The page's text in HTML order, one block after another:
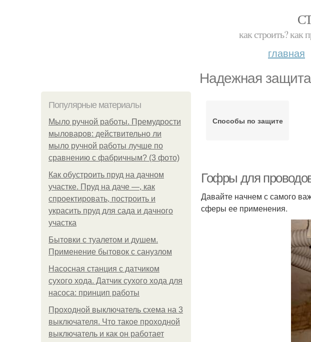
как строить? как
главная
Надежная защита
Популярные материалы
Мыло ручной работы. Премудрости
мыловаров: действительно ли
мыло ручной работы лучше по
сравнению с фабричным? (3 фото)
Как обустроить пруд на дачном
участке. Пруд на даче —, как
спроектировать, построить и
украсить пруд для сада и дачного
участка
Бытовки с туалетом и душем.
Применение бытовок с санузлом
Насосная станция с датчиком
сухого хода. Датчик сухого хода для
насоса: принцип работы
Проходной выключатель схема на 3
выключателя. Что такое проходной
выключатель и как он работает
Способы по защите
Гофры для
Давайте начнем с самого
сферы ее применения.